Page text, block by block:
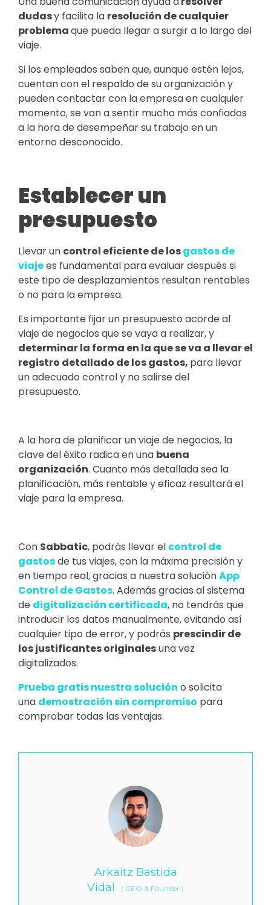
dudasy facilita la resolución de cualquier
problemaque pueda llegar a surgir a lo largo del
viaje.
Si los empleados saben que, aunque estén lejos,
cuentan con el respaldo de su organización y
pueden contactar con la empresa en cualquier
momento, se van a sentir mucho más confiados
a la hora de desempeñar su trabajo en un
entorno desconocido.
Establecer un
presupuesto
Llevar un control eficiente de losgastos de
viajees fundamental para evaluar después si
este tipo de desplazamientos resultan rentables
o no para la empresa.
Es importante fijar un presupuesto acorde al
viaje de negocios que se vaya a realizar, y
determinar la forma en la que se va a llevar el
registro detallado de los gastos, para llevar
un adecuado control y no salirse del
presupuesto.
A la hora de planificar un viaje de negocios, la
clave del éxito radica en una buena
organización. Cuanto más detallada sea la
planificación, más rentable y eficaz resultará el
viaje para la empresa.
Con Sabbatic, podrás llevar el control de
gastosde tus viajes, con la máxima precisión y
en tiempo real, gracias a nuestra soluciónApp
Control de Gastos. Además gracias al sistema
de digitalización certificada, no tendrás que
introducir los datos manualmente, evitando así
cualquier tipo de error, y podrás prescindir de
los justificantes originalesuna vez
digitalizados.
Prueba gratis nuestra solución o solicita
una demostración sin compromiso para
comprobar todas las ventajas.
Arkaitz Bastida
Vidal
( CEO & Founder )